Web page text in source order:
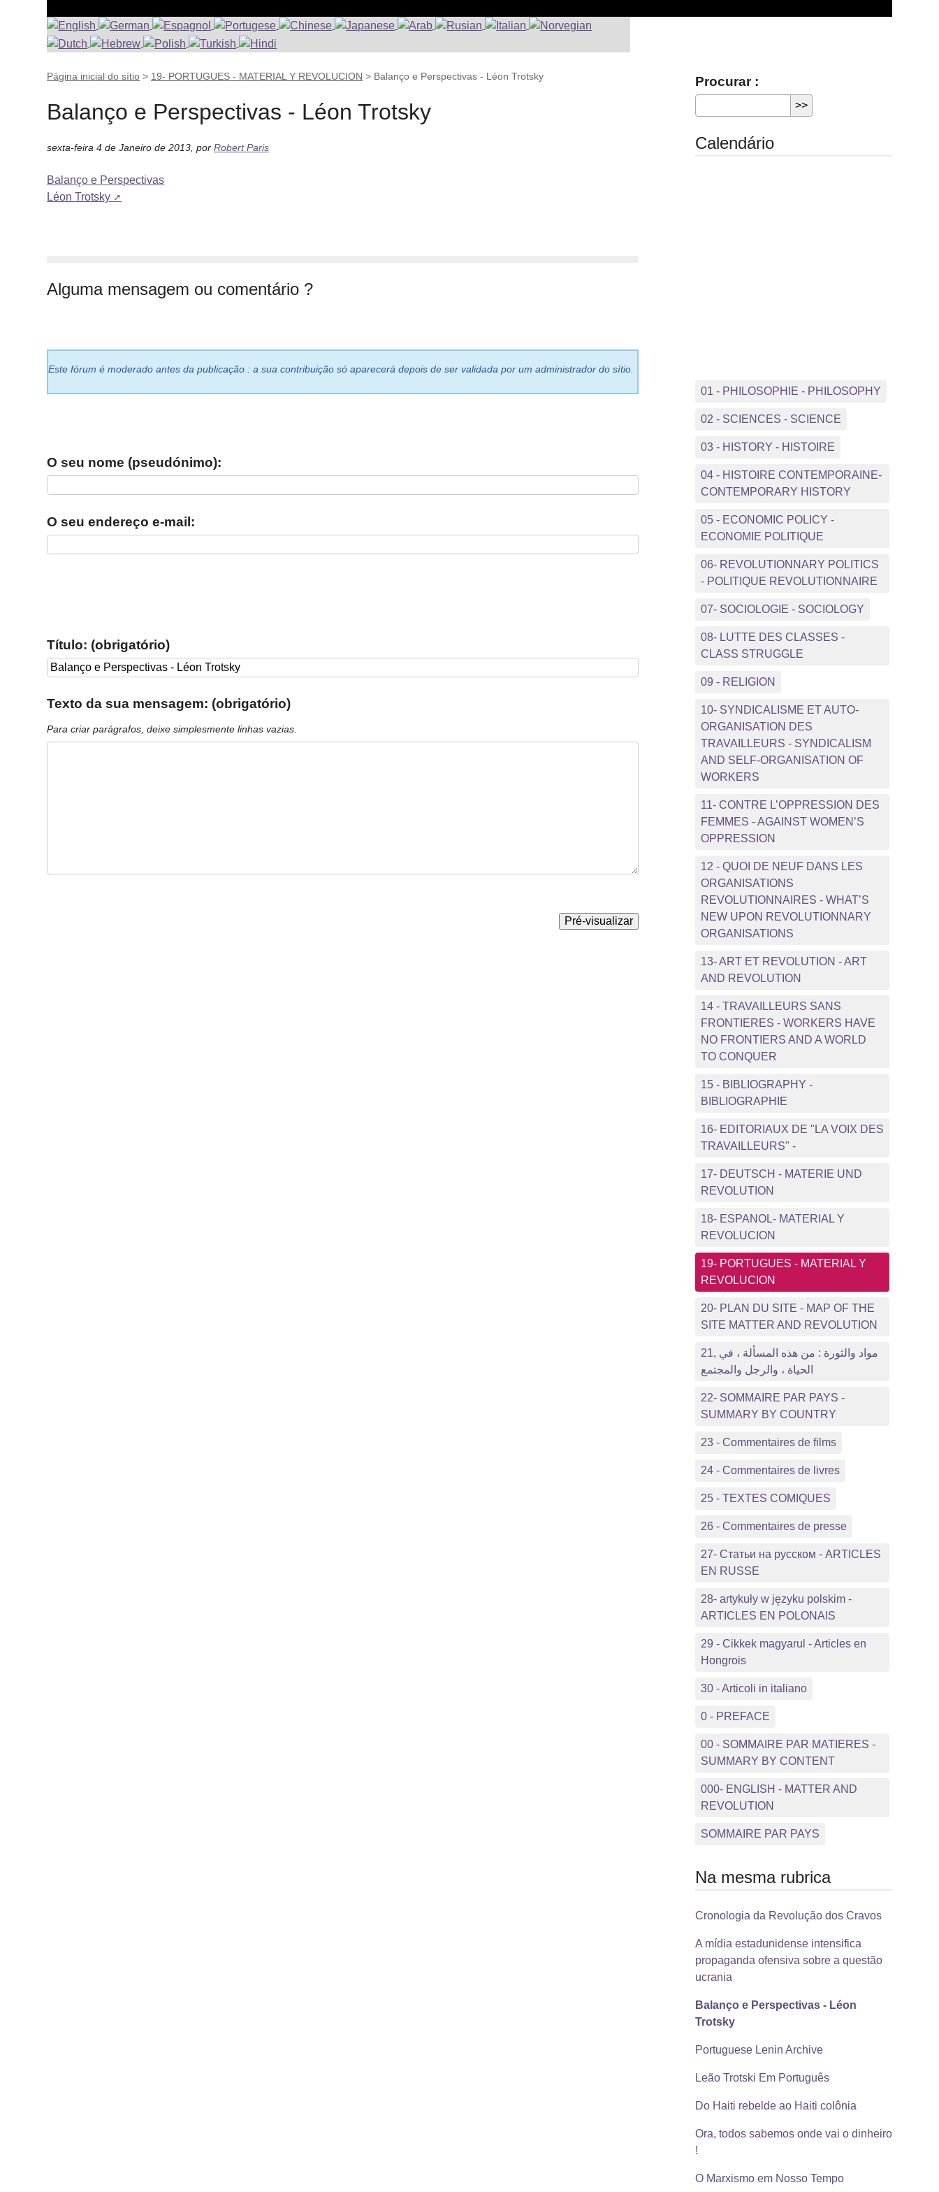
Página inicial do sítio > 19- PORTUGUES - MATERIAL Y REVOLUCION > Balanço e Perspectivas - Léon Trotsky
Balanço e Perspectivas - Léon Trotsky
sexta-feira 4 de Janeiro de 2013 ,porRobert Paris
Balanço e Perspectivas
Léon Trotsky
Alguma mensagem ou comentário ?
Este fórum é moderado antes da publicação : a sua contribuição só aparecerá depois de ser validada por um administrador do sítio.
O seu nome (pseudónimo):
O seu endereço e-mail:
Título: (obrigatório)
Texto da sua mensagem: (obrigatório)
Para criar parágrafos, deixe simplesmente linhas vazias.
Procurar :
Calendário
01 - PHILOSOPHIE - PHILOSOPHY
02 - SCIENCES - SCIENCE
03 - HISTORY - HISTOIRE
04 - HISTOIRE CONTEMPORAINE-
CONTEMPORARY HISTORY
05 - ECONOMIC POLICY -
ECONOMIE POLITIQUE
06- REVOLUTIONNARY POLITICS
- POLITIQUE REVOLUTIONNAIRE
07- SOCIOLOGIE - SOCIOLOGY
08- LUTTE DES CLASSES -
CLASS STRUGGLE
09 - RELIGION
10- SYNDICALISME ET AUTO-
ORGANISATION DES
TRAVAILLEURS - SYNDICALISM
AND SELF-ORGANISATION OF
WORKERS
11- CONTRE L’OPPRESSION DES
FEMMES - AGAINST WOMEN’S
OPPRESSION
12 - QUOI DE NEUF DANS LES
ORGANISATIONS
REVOLUTIONNAIRES - WHAT’S
NEW UPON REVOLUTIONNARY
ORGANISATIONS
13- ART ET REVOLUTION - ART
AND REVOLUTION
14 - TRAVAILLEURS SANS
FRONTIERES - WORKERS HAVE
NO FRONTIERS AND A WORLD
TO CONQUER
15 - BIBLIOGRAPHY -
BIBLIOGRAPHIE
16- EDITORIAUX DE "LA VOIX DES
TRAVAILLEURS" -
17- DEUTSCH - MATERIE UND
REVOLUTION
18- ESPANOL- MATERIAL Y
REVOLUCION
19- PORTUGUES - MATERIAL Y
REVOLUCION
20- PLAN DU SITE - MAP OF THE
SITE MATTER AND REVOLUTION
21, مواد والثورة : من هذه المسألة ، في
الحياة ، والرجل والمجتمع
22- SOMMAIRE PAR PAYS -
SUMMARY BY COUNTRY
23 - Commentaires de films
24 - Commentaires de livres
25 - TEXTES COMIQUES
26 - Commentaires de presse
27- Статьи на русском - ARTICLES
EN RUSSE
28- artykuły w języku polskim -
ARTICLES EN POLONAIS
29 - Cikkek magyarul - Articles en
Hongrois
30 - Articoli in italiano
0 - PREFACE
00 - SOMMAIRE PAR MATIERES -
SUMMARY BY CONTENT
000- ENGLISH - MATTER AND
REVOLUTION
SOMMAIRE PAR PAYS
Na mesma rubrica
Cronologia da Revolução dos Cravos
A mídia estadunidense intensifica
propaganda ofensiva sobre a questão
ucrania
Balanço e Perspectivas - Léon
Trotsky
Portuguese Lenin Archive
Leão Trotski Em Português
Do Haiti rebelde ao Haiti colônia
Ora, todos sabemos onde vai o dinheiro
!
O Marxismo em Nosso Tempo